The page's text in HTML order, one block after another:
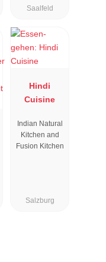
Saalfeld
Hindi
Cuisine
Indian Natural
Kitchen and
Fusion Kitchen
Salzburg